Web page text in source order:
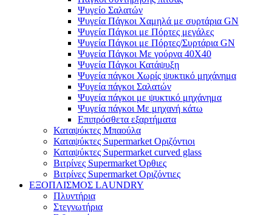
Ψυγείο Σαλατών
Ψυγεία Πάγκοι Χαμηλά με συρτάρια GN
Ψυγεία Πάγκοι με Πόρτες μεγάλες
Ψυγεία Πάγκοι με Πόρτες/Συρτάρια GN
Ψυγεία Πάγκοι Με γούρνα 40Χ40
Ψυγεία Πάγκοι Κατάψυξη
Ψυγεία πάγκοι Χωρίς ψυκτικό μηχάνημα
Ψυγεία πάγκοι Σαλατών
Ψυγεία πάγκοι με ψυκτικό μηχάνημα
Ψυγεία πάγκοι Με μηχανή κάτω
Επιπρόσθετα εξαρτήματα
Καταψύκτες Μπαούλα
Καταψύκτες Supermarket Οριζόντιοι
Καταψύκτες Supermarket curved glass
Βιτρίνες Supermarket Όρθιες
Βιτρίνες Supermarket Οριζόντιες
ΕΞΟΠΛΙΣΜΟΣ LAUNDRY
Πλυντήρια
Στεγνωτήρια